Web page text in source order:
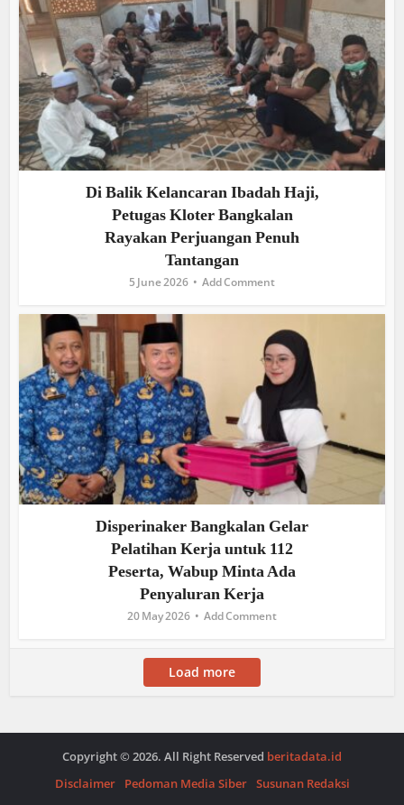
Di Balik Kelancaran Ibadah Haji,
Petugas Kloter Bangkalan
Rayakan Perjuangan Penuh
Tantangan
5 June 2026 Add Comment
Disperinaker Bangkalan Gelar
Pelatihan Kerja untuk 112
Peserta, Wabup Minta Ada
Penyaluran Kerja
20 May 2026 Add Comment
Load more
Copyright © 2026. All Right Reserved beritadata.id
Disclaimer
Pedoman Media Siber Susunan Redaksi